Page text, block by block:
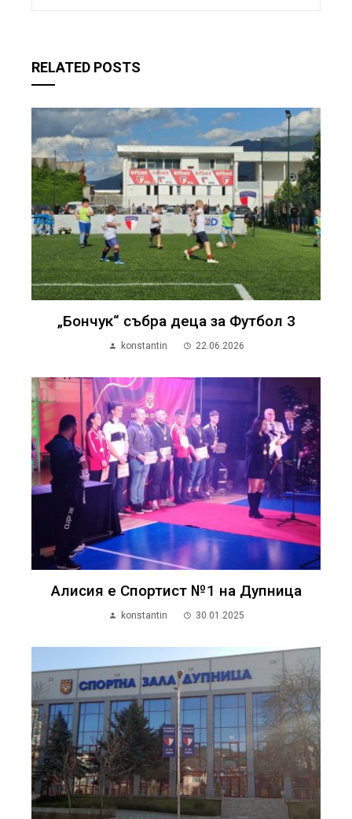
RELATED POSTS
„Бончук“ събра деца за Футбол 3
konstantin 22.06.2026
Алисия е Спортист №1 на Дупница
konstantin 30.01.2025